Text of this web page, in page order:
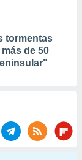
tormentas
de 50